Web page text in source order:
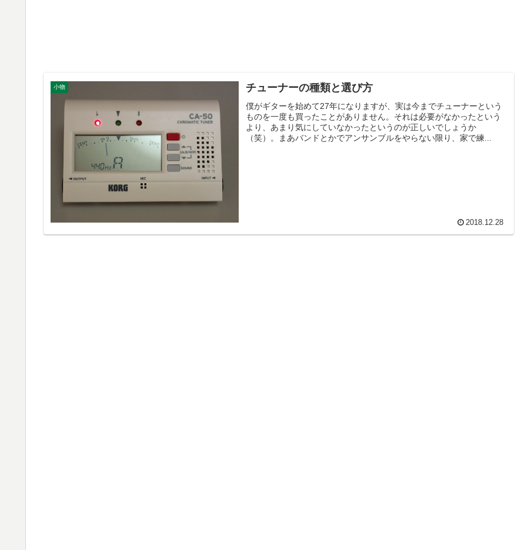
小物 チューナーの種類と選び方
僕がギターを始めて27年になりますが、実は今までチューナーという
ものを一度も買ったことがありません。それは必要がなかったという
より、あまり気にしていなかったというのが正しいでしょうか
（笑）。まあバンドとかでアンサンブルをやらない限り、家で練...
2018.12.28